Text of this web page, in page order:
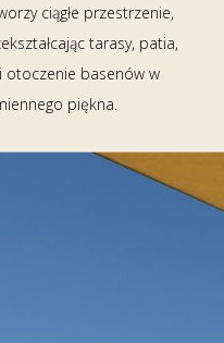
ciągłe przestrzenie,
tarasy, patia,
otoczenie basenów w
piękna.